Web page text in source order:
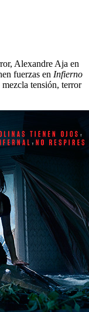
Alexandre Aja en
fuerzas en Infierno
tensión, terror